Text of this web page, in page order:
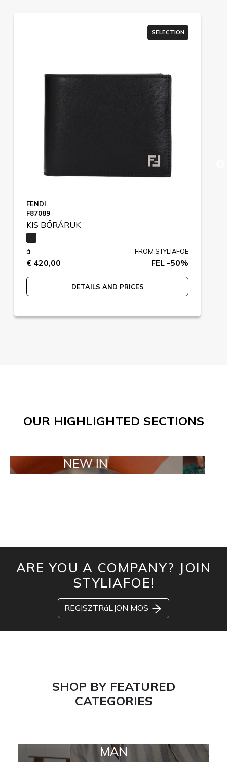
SELECTION
FENDI
F87089
KIS BŐRÁRUK
á
€ 420,00
FROM STYLIAFOE
FEL -50%
DETAILS AND PRICES
OUR HIGHLIGHTED SECTIONS
NEW IN TAILOR
ARE YOU A COMPANY? JOIN
STYLIAFOE!
REGISZTRáLJON MOS
SHOP BY FEATURED
CATEGORIES
MAN